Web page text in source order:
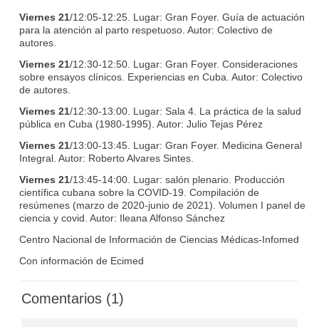
Viernes 21/12:05-12:25. Lugar: Gran Foyer. Guía de actuación
para la atención al parto respetuoso. Autor: Colectivo de
autores.
Viernes 21/12:30-12:50. Lugar: Gran Foyer. Consideraciones
sobre ensayos clínicos. Experiencias en Cuba. Autor: Colectivo
de autores.
Viernes 21/12:30-13:00. Lugar: Sala 4. La práctica de la salud
pública en Cuba (1980-1995). Autor: Julio Tejas Pérez
Viernes 21/13:00-13:45. Lugar: Gran Foyer. Medicina General
Integral. Autor: Roberto Alvares Sintes.
Viernes 21/13:45-14:00. Lugar: salón plenario. Producción
científica cubana sobre la COVID-19. Compilación de
resúmenes (marzo de 2020-junio de 2021). Volumen I panel de
ciencia y covid. Autor: Ileana Alfonso Sánchez
Centro Nacional de Información de Ciencias Médicas-Infomed
Con información de Ecimed
Comentarios (1)